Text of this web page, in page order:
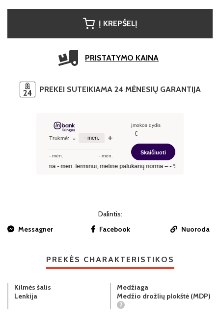
Į KREPŠELĮ
PRISTATYMO KAINA
PREKEI SUTEIKIAMA 24 MĖNESIŲ GARANTIJA
Dalintis:
Messagner
Facebook Nuoroda
PREKĖS CHARAKTERISTIKOS
Kilmės šalis
Lenkija
Medžiaga
Medžio drožlių plokštė (MDP)
?